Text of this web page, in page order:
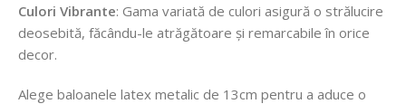
Culori Vibrante: Gama variată de culori asigură o strălucire
deosebită, făcându-le atrăgătoare și remarcabile în orice
decor.
Alege baloanele latex metalic de 13cm pentru a aduce o